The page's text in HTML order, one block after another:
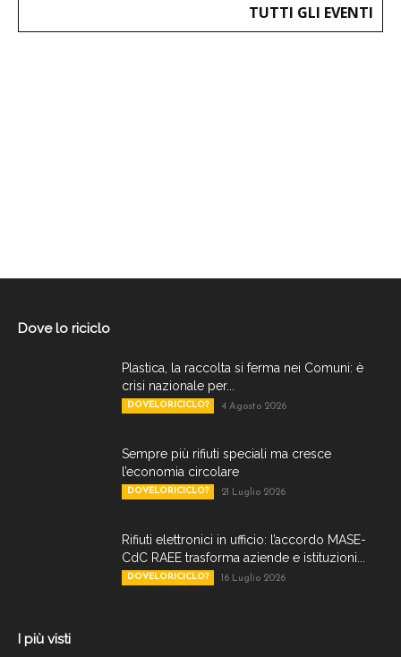
TUTTI GLI EVENTI
Dove lo riciclo
Plastica, la raccolta si ferma nei Comuni: è
crisi nazionale per...
DOVELORICICLO? 4 Agosto 2026
Sempre più rifiuti speciali ma cresce
l’economia circolare
DOVELORICICLO? 21 Luglio 2026
Rifiuti elettronici in ufficio: l’accordo MASE-
CdC RAEE trasforma aziende e istituzioni...
DOVELORICICLO? 16 Luglio 2026
I più visti